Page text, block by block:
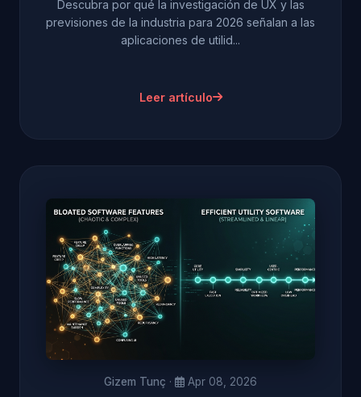
Descubra por qué la investigación de UX y las
previsiones de la industria para 2026 señalan a las
aplicaciones de utilid...
Leer artículo
Gizem Tunç · Apr 08, 2026